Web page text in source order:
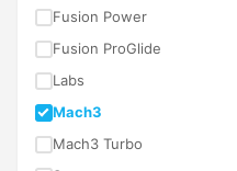
Fusion Power
Fusion ProGlide
Labs
Mach3
Mach3 Turbo